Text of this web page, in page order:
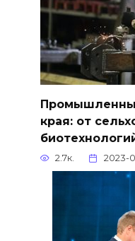
края: от
2.7к. 2023-